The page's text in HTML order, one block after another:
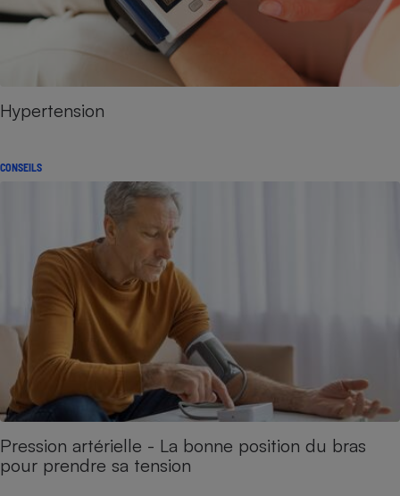
Hypertension
CONSEILS
Pression artérielle - La bonne position du bras
pour prendre sa tension